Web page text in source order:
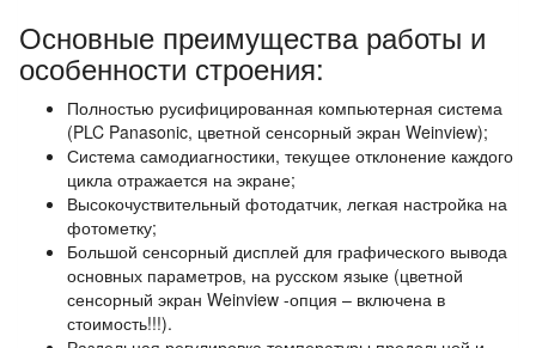
Основные преимущества работы и
особенности строения:
Полностью русифицированная компьютерная система
(PLC Panasonic, цветной сенсорный экран Weinview);
Система самодиагностики, текущее отклонение каждого
цикла отражается на экране;
Высокочуствительный фотодатчик, легкая настройка на
фотометку;
Большой сенсорный дисплей для графического вывода
основных параметров, на русском языке (цветной
сенсорный экран Weinview -опция – включена в
стоимость!!!).